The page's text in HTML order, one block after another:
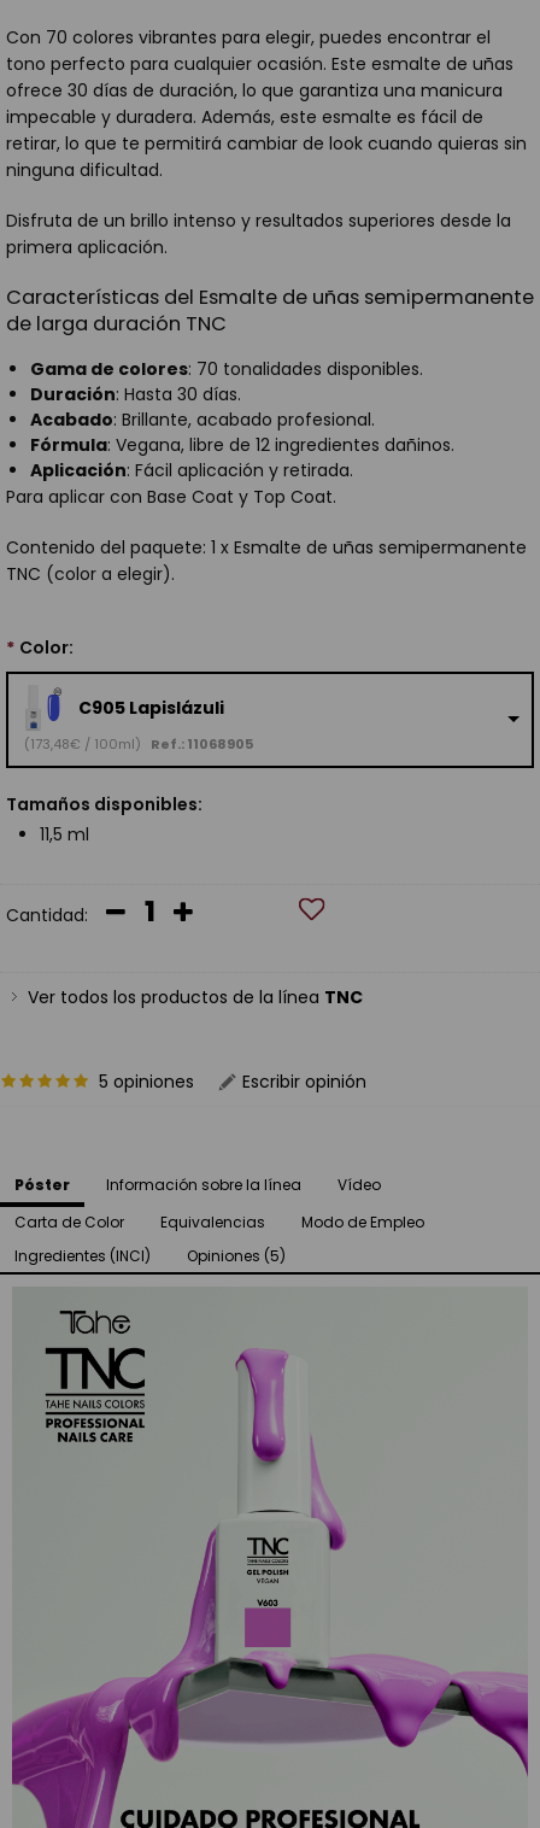
Con 70 colores vibrantes para elegir, puedes encontrar el
tono perfecto para cualquier ocasión. Este esmalte de uñas
ofrece 30 días de duración, lo que garantiza una manicura
impecable y duradera. Además, este esmalte es fácil de
retirar, lo que te permitirá cambiar de look cuando quieras sin
ninguna dificultad.
Disfruta de un brillo intenso y resultados superiores desde la
primera aplicación.
Características del Esmalte de uñas semipermanente
de larga duración TNC
Gama de colores: 70 tonalidades disponibles.
Duración: Hasta 30 días.
Acabado: Brillante, acabado profesional.
Fórmula: Vegana, libre de 12 ingredientes dañinos.
Aplicación: Fácil aplicación y retirada.
Para aplicar con Base Coat y Top Coat.
Contenido del paquete: 1 x Esmalte de uñas semipermanente
TNC (color a elegir).
* Color:
C905 Lapislázuli
(173,48€ / 100ml) Ref.: 11068905
Tamaños disponibles:
11,5 ml
Cantidad:
Ver todos los productos de la línea TNC
5 opiniones Escribir opinión
Póster Información sobre la línea
Vídeo
Carta de Color
Equivalencias
Modo de Empleo
Ingredientes (INCI)
Opiniones (5)